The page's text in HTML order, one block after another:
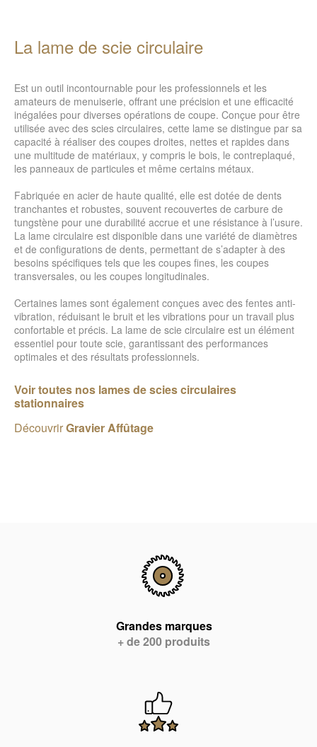
La lame de scie circulaire
Est un outil incontournable pour les professionnels et les
amateurs de menuiserie, offrant une précision et une efficacité
inégalées pour diverses opérations de coupe. Conçue pour être
utilisée avec des scies circulaires, cette lame se distingue par sa
capacité à réaliser des coupes droites, nettes et rapides dans
une multitude de matériaux, y compris le bois, le contreplaqué,
les panneaux de particules et même certains métaux.
Fabriquée en acier de haute qualité, elle est dotée de dents
tranchantes et robustes, souvent recouvertes de carbure de
tungstène pour une durabilité accrue et une résistance à l’usure.
La lame circulaire est disponible dans une variété de diamètres
et de configurations de dents, permettant de s’adapter à des
besoins spécifiques tels que les coupes fines, les coupes
transversales, ou les coupes longitudinales.
Certaines lames sont également conçues avec des fentes anti-
vibration, réduisant le bruit et les vibrations pour un travail plus
confortable et précis. La lame de scie circulaire est un élément
essentiel pour toute scie, garantissant des performances
optimales et des résultats professionnels.
Voir toutes nos lames de scies circulaires
stationnaires
DécouvrirGravier Affûtage
Grandes marques
+ de 200 produits